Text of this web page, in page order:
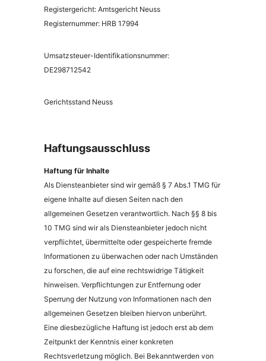
Registergericht: Amtsgericht Neuss
Registernummer: HRB 17994
Umsatzsteuer-Identifikationsnummer:
DE298712542
Gerichtsstand Neuss
Haftungsausschluss
Haftung für Inhalte
Als Diensteanbieter sind wir gemäß § 7 Abs.1 TMG für
eigene Inhalte auf diesen Seiten nach den
allgemeinen Gesetzen verantwortlich. Nach §§ 8 bis
10 TMG sind wir als Diensteanbieter jedoch nicht
verpflichtet, übermittelte oder gespeicherte fremde
Informationen zu überwachen oder nach Umständen
zu forschen, die auf eine rechtswidrige Tätigkeit
hinweisen. Verpflichtungen zur Entfernung oder
Sperrung der Nutzung von Informationen nach den
allgemeinen Gesetzen bleiben hiervon unberührt.
Eine diesbezügliche Haftung ist jedoch erst ab dem
Zeitpunkt der Kenntnis einer konkreten
Rechtsverletzung möglich. Bei Bekanntwerden von